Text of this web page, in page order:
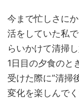
今まで忙しさに
活をしていた私
らいかけて清掃
1日目の夕食のと
受けた際に”清掃
変化を楽しんで